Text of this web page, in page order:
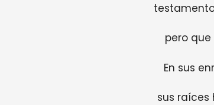
pero
En sus
sus raíces